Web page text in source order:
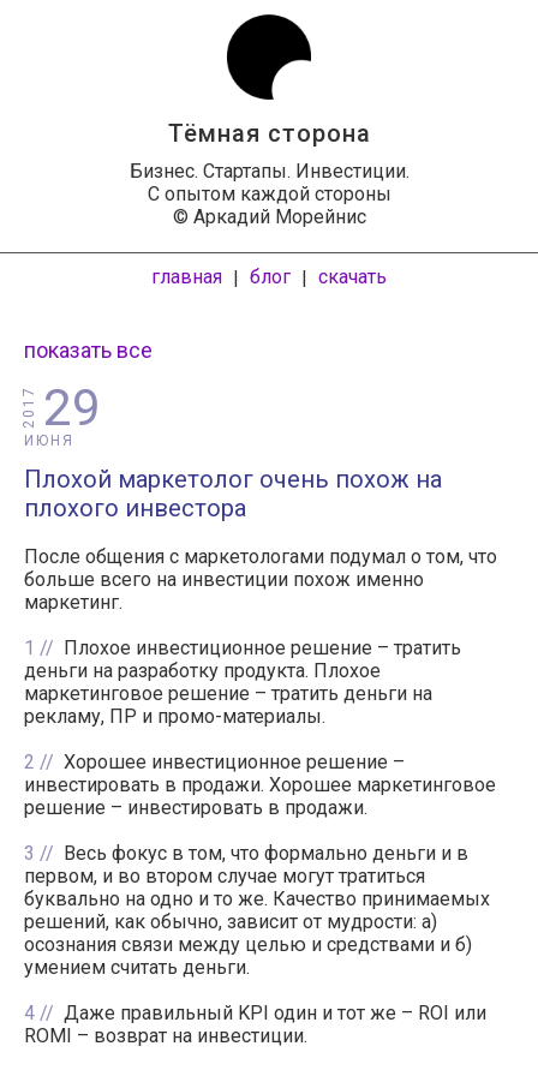
Тёмная сторона
Бизнес. Стартапы. Инвестиции.
С опытом каждой стороны
© Аркадий Морейнис
главная | блог | скачать
показать все
29
ИЮНЯ
2017
Плохой маркетолог очень похож на
плохого инвестора
После общения с маркетологами подумал о том, что
больше всего на инвестиции похож именно
маркетинг.
1
Плохое инвестиционное решение – тратить
деньги на разработку продукта. Плохое
маркетинговое решение – тратить деньги на
рекламу, ПР и промо-материалы.
2
Хорошее инвестиционное решение –
инвестировать в продажи. Хорошее маркетинговое
решение – инвестировать в продажи.
3
Весь фокус в том, что формально деньги и в
первом, и во втором случае могут тратиться
буквально на одно и то же. Качество принимаемых
решений, как обычно, зависит от мудрости: а)
осознания связи между целью и средствами и б)
умением считать деньги.
4
Даже правильный KPI один и тот же – ROI или
ROMI – возврат на инвестиции.